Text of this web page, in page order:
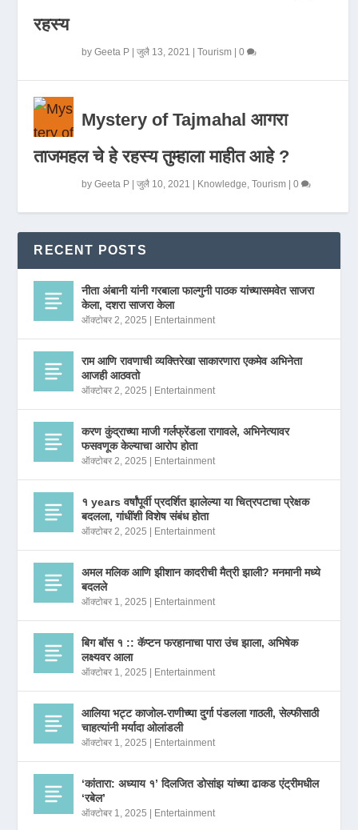
रहस्य
byGeeta P |जुलै 13, 2021 |Tourism |0
Mystery of Tajmahal आगरा
ताजमहल चे हे रहस्य तुम्हाला माहीत आहे ?
byGeeta P |जुलै 10, 2021 Knowledge,Tourism |0
RECENT POSTS
नीता अंबानी यांनी गरबाला फाल्गुनी पाठक यांच्यासमवेत साजरा
केला, दशरा साजरा केला
ऑक्टोबर 2, 2025 Entertainment
राम आणि रावणाची व्यक्तिरेखा साकारणारा एकमेव अभिनेता
आजही आठवतो
ऑक्टोबर 2, 2025 Entertainment
करण कुंद्राच्या माजी गर्लफ्रेंडला रागावले, अभिनेत्यावर
फसवणूक केल्याचा आरोप होता
ऑक्टोबर 2, 2025 Entertainment
१ years वर्षांपूर्वी प्रदर्शित झालेल्या या चित्रपटाचा प्रेक्षक
बदलला, गांधींशी विशेष संबंध होता
ऑक्टोबर 2, 2025 Entertainment
अमल मलिक आणि झीशान कादरीची मैत्री झाली? मनमानी मध्ये
बदलले
ऑक्टोबर 1, 2025 Entertainment
बिग बॉस १ :: कॅप्टन फरहानाचा पारा उंच झाला, अभिषेक
लक्ष्यवर आला
ऑक्टोबर 1, 2025 Entertainment
आलिया भट्ट काजोल-राणीच्या दुर्गा पंडलला गाठली, सेल्फीसाठी
चाहत्यांनी मर्यादा ओलांडली
ऑक्टोबर 1, 2025 Entertainment
‘कांतारा: अध्याय १’ दिलजित डोसांझ यांच्या ढाकड एंट्रीमधील
‘रबेल’
ऑक्टोबर 1, 2025 Entertainment